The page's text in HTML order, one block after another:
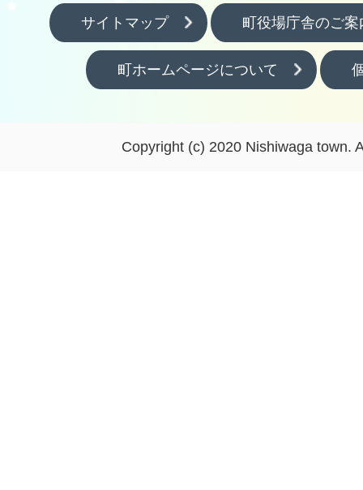
サイトマップ 町役場庁舎のご案
町ホームページについて
Copyright (c) 2020 Nishiwaga town.